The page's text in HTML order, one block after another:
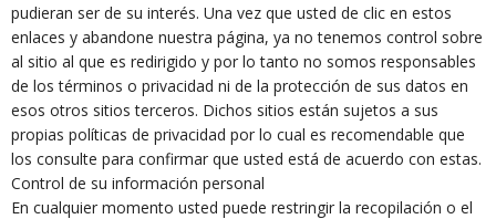
pudieran ser de su interés. Una vez que usted de clic en estos
enlaces y abandone nuestra página, ya no tenemos control sobre
al sitio al que es redirigido y por lo tanto no somos responsables
de los términos o privacidad ni de la protección de sus datos en
esos otros sitios terceros. Dichos sitios están sujetos a sus
propias políticas de privacidad por lo cual es recomendable que
los consulte para confirmar que usted está de acuerdo con estas.
Control de su información personal
En cualquier momento usted puede restringir la recopilación o el